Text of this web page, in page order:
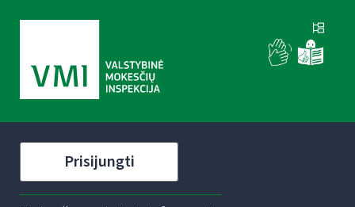
Prisijungti